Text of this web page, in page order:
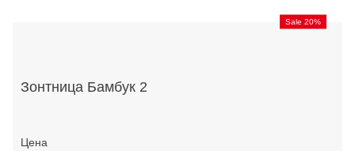
Sale 20%
Зонтница Бамбук 2